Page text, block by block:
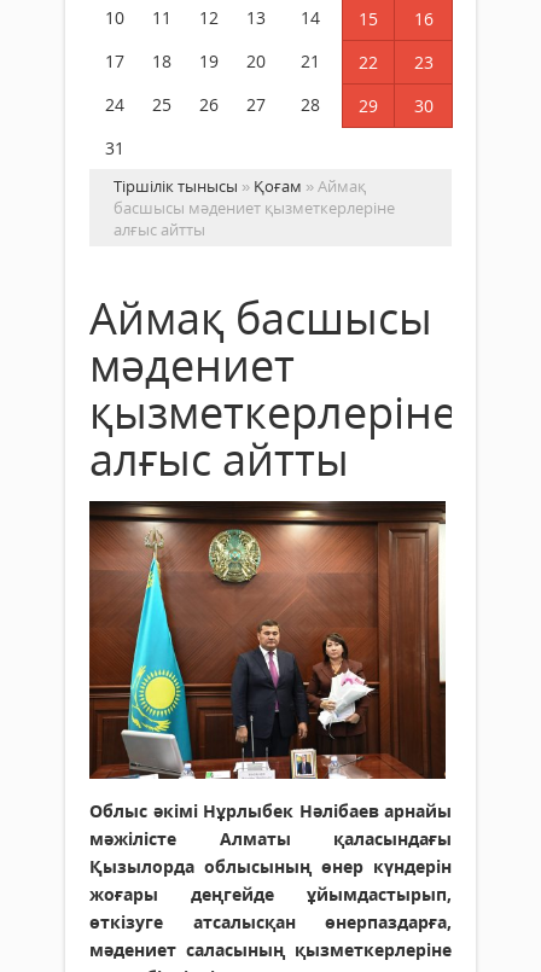
10
11 12 13 14 15
16
17
18 19 20 21 22
23
24
25 26 27 28 29
30
31
Тіршілік тынысы » Қоғам » Аймақ
басшысы мәдениет қызметкерлеріне
алғыс айтты
Аймақ басшысы
мәдениет
қызметкерлеріне
алғыс айтты
Облыс әкімі Нұрлыбек Нәлібаев арнайы
мәжілісте Алматы қаласындағы
Қызылорда облысының өнер күндерін
жоғары деңгейде ұйымдастырып,
өткізуге атсалысқан өнерпаздарға,
мәдениет саласының қызметкерлеріне